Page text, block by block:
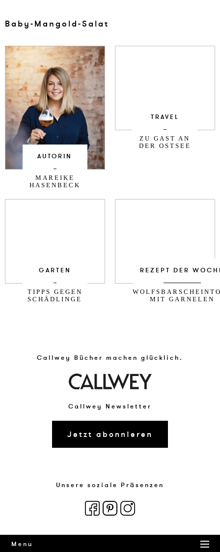
Baby-Man­gold-Salat
AUTORIN
MAREIKE
HASENBECK
TRAVEL
ZU GAST AN
DER OSTSEE
GARTEN
TIPPS GEGEN
SCHÄDLINGE
REZEPT DER
MIT GARNELEN
Callwey Bücher machen glücklich.
Callwey Newsletter
Jetzt abonnieren
Unsere soziale Präsenzen
Menu